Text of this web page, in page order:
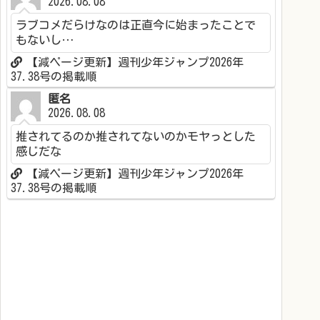
ラブコメだらけなのは正直今に始まったことで
もないし…
【減ページ更新】週刊少年ジャンプ2026年
37.38号の掲載順
匿名
2026.08.08
推されてるのか推されてないのかモヤっとした
感じだな
【減ページ更新】週刊少年ジャンプ2026年
37.38号の掲載順